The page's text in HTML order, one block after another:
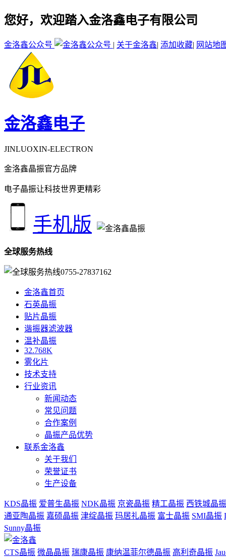
您好，欢迎踏入金洛鑫电子有限公司
金洛鑫公众号 | 关于金洛鑫| 添加收藏| 网站地
金洛鑫电子
JINLUOXIN-ELECTRON
金洛鑫晶振官方品牌
电子晶振让科技世界更精彩
手机版
全球服务热线
0755-27837162
金洛鑫首页
石英晶振
贴片晶振
谐振器滤波器
温补晶振
32.768K
雾化片
技术支持
行业资讯
新闻动态
常见问题
合作案例
晶振产品优势
联系金洛鑫
关于我们
荣誉证书
生产设备
KDS晶振 爱普生晶振 NDK晶振 京瓷晶振 精工晶振 西铁城晶振
通亚陶晶振 嘉硕晶振 津绽晶振 玛居礼晶振 富士晶振 SMI晶振
Sunny晶振
CTS晶振 微晶晶振 瑞康晶振 康纳温菲尔德晶振 高利奇晶振